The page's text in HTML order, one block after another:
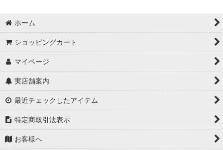
ホーム
ショッピングカート
マイページ
実店舗案内
最近チェックしたアイテム
特定商取引法表示
お客様へ